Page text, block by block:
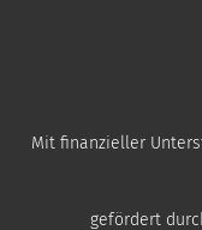
Mit finanzieller
gefördert